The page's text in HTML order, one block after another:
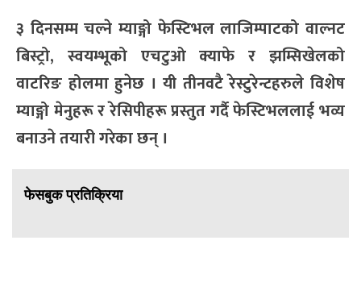
३ दिनसम्म चल्ने म्याङ्गो फेस्टिभल लाजिम्पाटको वाल्नट
बिस्ट्रो, स्वयम्भूको एचटुओ क्याफे र झम्सिखेलको
वाटरिङ होलमा हुनेछ । यी तीनवटै रेस्टुरेन्टहरुले विशेष
म्याङ्गो मेनुहरू र रेसिपीहरू प्रस्तुत गर्दै फेस्टिभललाई भव्य
बनाउने तयारी गरेका छन् ।
फेसबुक प्रतिक्रिया